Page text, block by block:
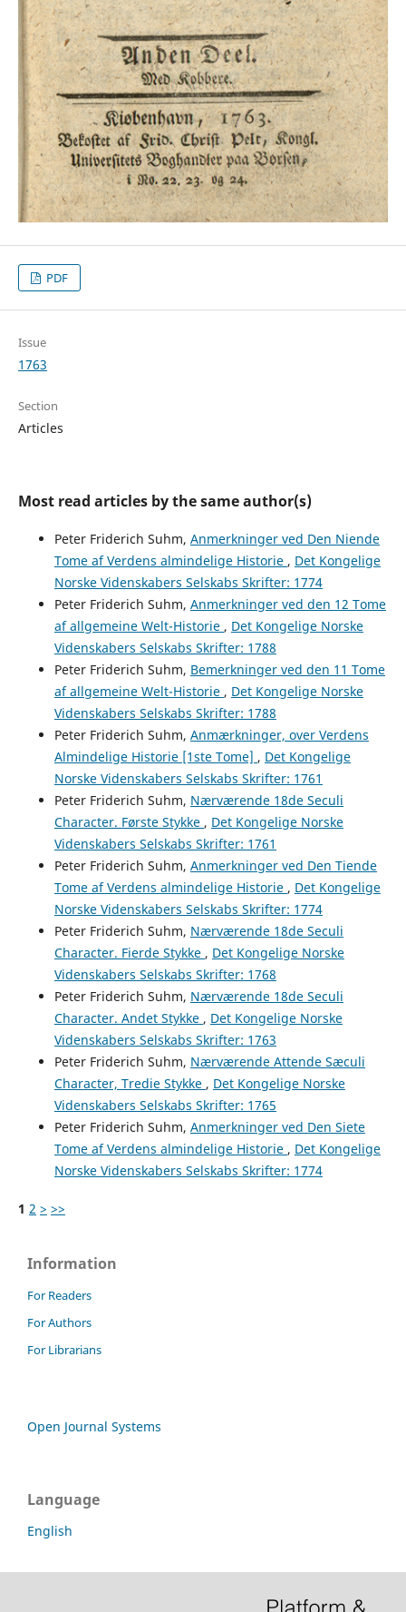
PDF
Issue
1763
Section
Articles
Most read articles by the same author(s)
Peter Friderich Suhm, Anmerkninger ved Den Niende
Tome af Verdens almindelige Historie , Det Kongelige
Norske Videnskabers Selskabs Skrifter: 1774
Peter Friderich Suhm, Anmerkninger ved den 12 Tome
af allgemeine Welt-Historie , Det Kongelige Norske
Videnskabers Selskabs Skrifter: 1788
Peter Friderich Suhm, Bemerkninger ved den 11 Tome
af allgemeine Welt-Historie , Det Kongelige Norske
Videnskabers Selskabs Skrifter: 1788
Peter Friderich Suhm, Anmærkninger, over Verdens
Almindelige Historie [1ste Tome] , Det Kongelige
Norske Videnskabers Selskabs Skrifter: 1761
Peter Friderich Suhm, Nærværende 18de Seculi
Character. Første Stykke , Det Kongelige Norske
Videnskabers Selskabs Skrifter: 1761
Peter Friderich Suhm, Anmerkninger ved Den Tiende
Tome af Verdens almindelige Historie , Det Kongelige
Norske Videnskabers Selskabs Skrifter: 1774
Peter Friderich Suhm, Nærværende 18de Seculi
Character. Fierde Stykke , Det Kongelige Norske
Videnskabers Selskabs Skrifter: 1768
Peter Friderich Suhm, Nærværende 18de Seculi
Character. Andet Stykke , Det Kongelige Norske
Videnskabers Selskabs Skrifter: 1763
Peter Friderich Suhm, Nærværende Attende Sæculi
Character, Tredie Stykke , Det Kongelige Norske
Videnskabers Selskabs Skrifter: 1765
Peter Friderich Suhm, Anmerkninger ved Den Siete
Tome af Verdens almindelige Historie , Det Kongelige
Norske Videnskabers Selskabs Skrifter: 1774
1 2 > >>
Information
For Readers
For Authors
For Librarians
Open Journal Systems
Language
English